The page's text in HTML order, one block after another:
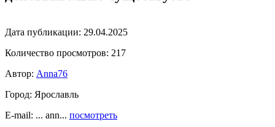
Дата публикации: 29.04.2025
Количество просмотров: 217
Автор: Anna76
Город: Ярославль
E-mail: ... ann... посмотреть